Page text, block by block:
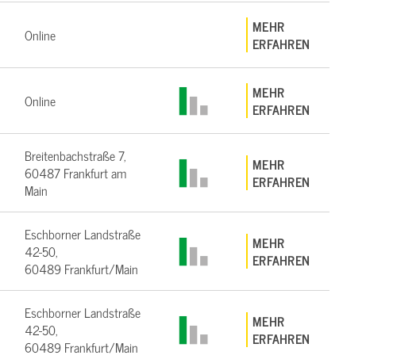
Online
MEHR
ERFAHREN
Online
MEHR
ERFAHREN
Breitenbachstraße 7,
60487 Frankfurt am
Main
MEHR
ERFAHREN
Eschborner Landstraße
42-50,
60489 Frankfurt/Main
MEHR
ERFAHREN
Eschborner Landstraße
42-50,
60489 Frankfurt/Main
MEHR
ERFAHREN